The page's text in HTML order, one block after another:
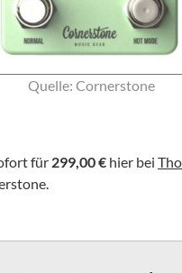
Quelle: Cornerstone
für 299,00 € hier bei